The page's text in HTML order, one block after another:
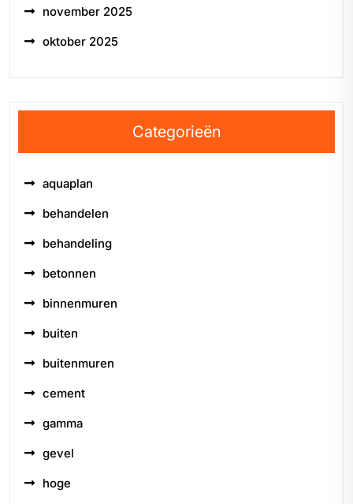
november 2025
oktober 2025
Categorieën
aquaplan
behandelen
behandeling
betonnen
binnenmuren
buiten
buitenmuren
cement
gamma
gevel
hoge